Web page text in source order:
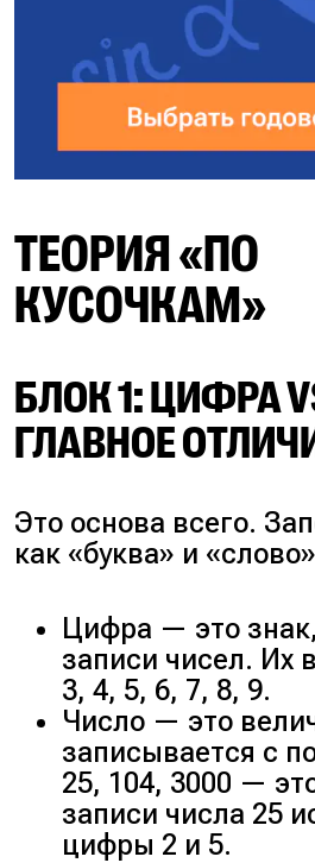
ТЕОРИЯ «ПО
КУСОЧКАМ»
БЛОК 1: ЦИФРА
ГЛАВНОЕ
Это основа всего.
как «буква» и
Цифра — это
записи чисел. Их
3, 4, 5, 6, 7, 8, 9.
Число — это
записывается с
25, 104, 3000 —
записи числа 25
цифры 2 и 5.